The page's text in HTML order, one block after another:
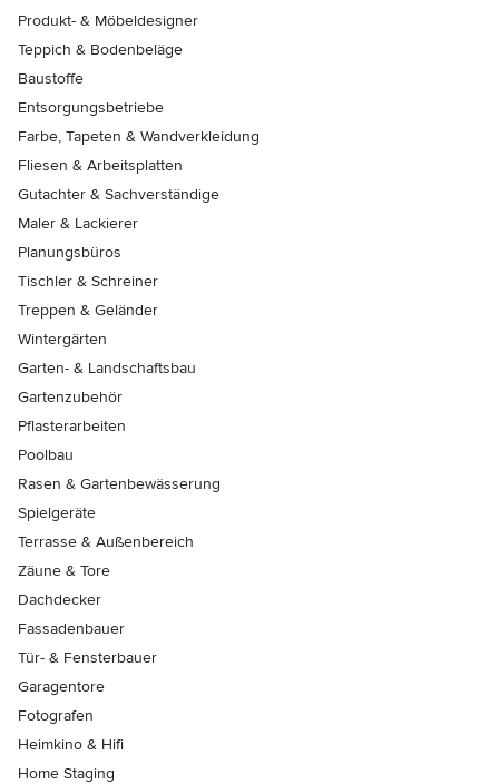
Produkt- & Möbeldesigner
Teppich & Bodenbeläge
Baustoffe
Entsorgungsbetriebe
Farbe, Tapeten & Wandverkleidung
Fliesen & Arbeitsplatten
Gutachter & Sachverständige
Maler & Lackierer
Planungsbüros
Tischler & Schreiner
Treppen & Geländer
Wintergärten
Garten- & Landschaftsbau
Gartenzubehör
Pflasterarbeiten
Poolbau
Rasen & Gartenbewässerung
Spielgeräte
Terrasse & Außenbereich
Zäune & Tore
Dachdecker
Fassadenbauer
Tür- & Fensterbauer
Garagentore
Fotografen
Heimkino & Hifi
Home Staging